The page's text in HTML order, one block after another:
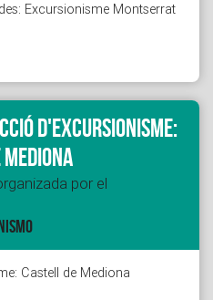
Excursionisme Montserrat
d'Excursionisme:
por el
Castell de Mediona